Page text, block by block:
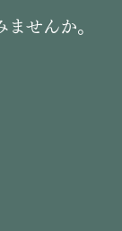
せんか。